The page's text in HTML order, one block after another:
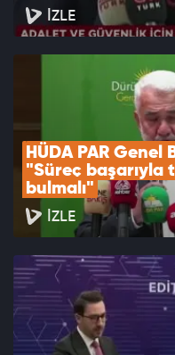
İZLE
HÜDA PAR Genel
"Süreç başarıyla
bulmalı"
İZLE